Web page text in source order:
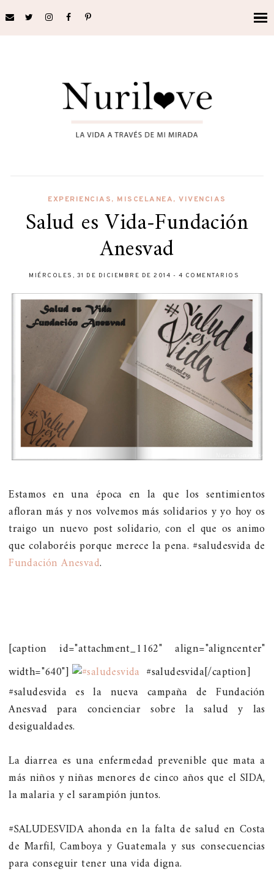
EXPERIENCIAS, MISCELANEA,VIVENCIAS
Salud es Vida-Fundación
Anesvad
MIÉRCOLES, 31 DE DICIEMBRE DE 2014 - 4 COMENTARIOS
Estamos en una época en la que los sentimientos
afloran más y nos volvemos más solidarios y yo hoy os
traigo un nuevo post solidario, con el que os animo
que colaboréis porque merece la pena. #saludesvida de
Fundación Anesvad.
[caption id="attachment_1162" align="aligncenter"
width="640"]
#saludesvida[/caption]
#saludesvida es la nueva campaña de Fundación
Anesvad para concienciar sobre la salud y las
desigualdades.
La diarrea es una enfermedad prevenible que mata a
más niños y niñas menores de cinco años que el SIDA,
la malaria y el sarampión juntos.
#SALUDESVIDA ahonda en la falta de salud en Costa
de Marfil, Camboya y Guatemala y sus consecuencias
para conseguir tener una vida digna.